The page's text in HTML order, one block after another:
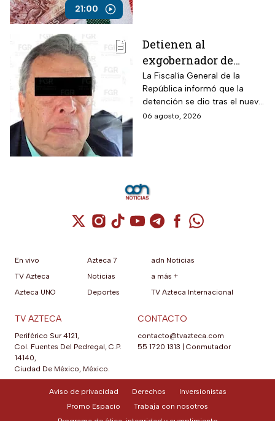
21:00
Detienen al
exgobernador de
Guerrero, Ángel
Aguirre, por el Caso
Ayotzinapa
La Fiscalía General de la
República informó que la
detención se dio tras el nuevo
modelo de investigación
06 agosto, 2026
Cuenta de X / Twitter (se abre en una
Cuenta de Instagram (se abre en una
Cuenta de TikTok (se abre en
Cuenta de YouTube (se abre
Cuenta de Telegram (se
Cuenta de
Cuenta de
En vivo
TV Azteca
Azteca UNO
Azteca 7
Noticias
Deportes
adn Noticias
a más +
TV Azteca Internacional
TV AZTECA
Periférico Sur 4121,
Col. Fuentes Del Pedregal, C.P.
14140,
Ciudad De México, México.
CONTACTO
contacto@tvazteca.com
55 1720 1313
Conmutador
Aviso de privacidad Derechos
Inversionistas
Promo Espacio
Trabaja con nosotros